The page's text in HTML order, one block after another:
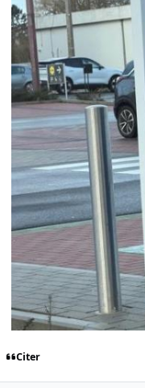
Citer